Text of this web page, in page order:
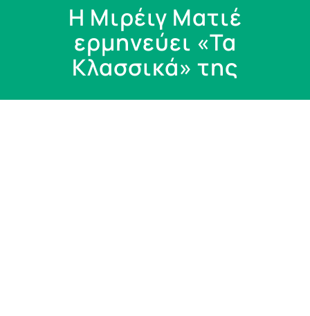
Η Μιρέιγ Ματιέ
ερμηνεύει «Τα
Κλασσικά» της